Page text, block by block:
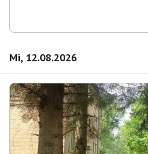
Mi, 12.08.2026